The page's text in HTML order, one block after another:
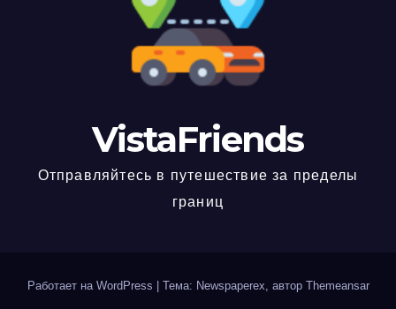
VistaFriends
Отправляйтесь в путешествие за пределы
границ
Работает на WordPress Тема: Newspaperex, автор Themeansar